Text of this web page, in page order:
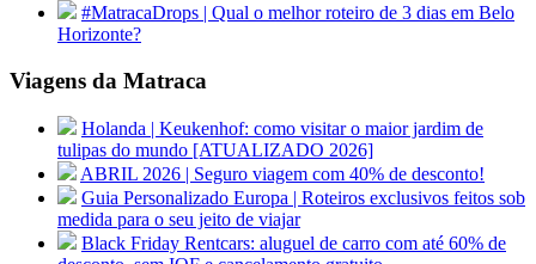
#MatracaDrops | Qual o melhor roteiro de 3 dias em Belo
Horizonte?
Viagens da Matraca
Holanda | Keukenhof: como visitar o maior jardim de
tulipas do mundo [ATUALIZADO 2026]
ABRIL 2026 | Seguro viagem com 40% de desconto!
Guia Personalizado Europa | Roteiros exclusivos feitos sob
medida para o seu jeito de viajar
Black Friday Rentcars: aluguel de carro com até 60% de